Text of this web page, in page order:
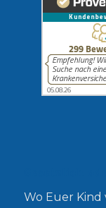
Wo Euer